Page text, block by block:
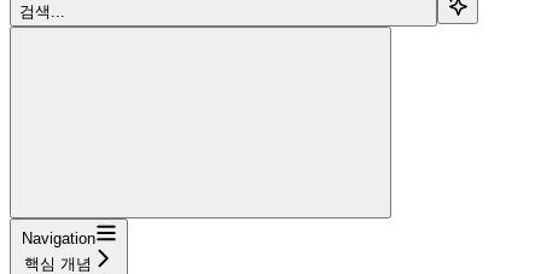
검색...
Navigation
핵심 개념